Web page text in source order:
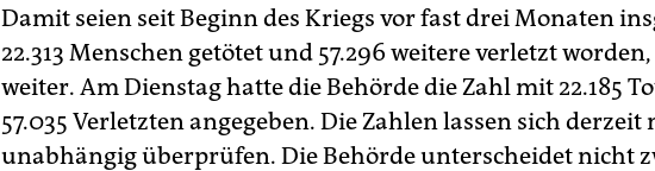
Damit seien seit Beginn des Kriegs vor fast drei Monaten
22.313 Menschen getötet und 57.296 weitere verletzt
weiter. Am Dienstag hatte die Behörde die Zahl mit 22.185
57.035 Verletzten angegeben. Die Zahlen lassen sich derzeit
unabhängig überprüfen. Die Behörde unterscheidet nicht